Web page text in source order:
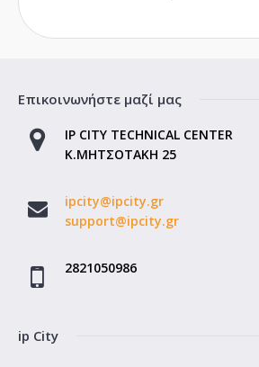
Επικοινωνήστε μαζί μας
IP CITY TECHNICAL CENTER
Κ.ΜΗΤΣΟΤΑΚΗ 25
ipcity@ipcity.gr
support@ipcity.gr
2821050986
ip City